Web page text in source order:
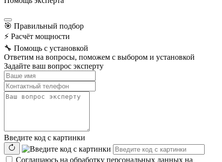
🎯 Правильный подбор
⚡ Расчёт мощности
🔧 Помощь с установкой
Ответим на вопросы, поможем с выбором и установкой
Задайте ваш вопрос эксперту
Введите код с картинки
Соглашаюсь на обработку персональных данных на